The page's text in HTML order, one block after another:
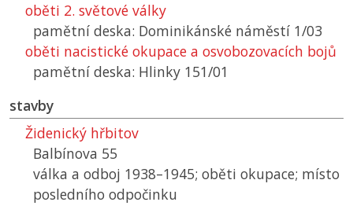
oběti 2. světové války
pamětní deska: Dominikánské náměstí 1/03
oběti nacistické okupace a osvobozovacích bojů
pamětní deska: Hlinky 151/01
stavby
Židenický hřbitov
Balbínova 55
válka a odboj 1938–1945; oběti okupace; místo
posledního odpočinku